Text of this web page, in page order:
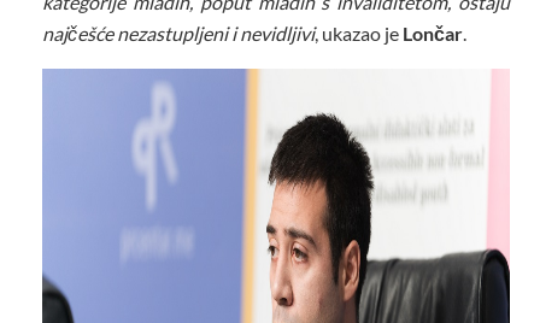
najčešće nezastupljeni i nevidljivi, ukazao je Lončar.